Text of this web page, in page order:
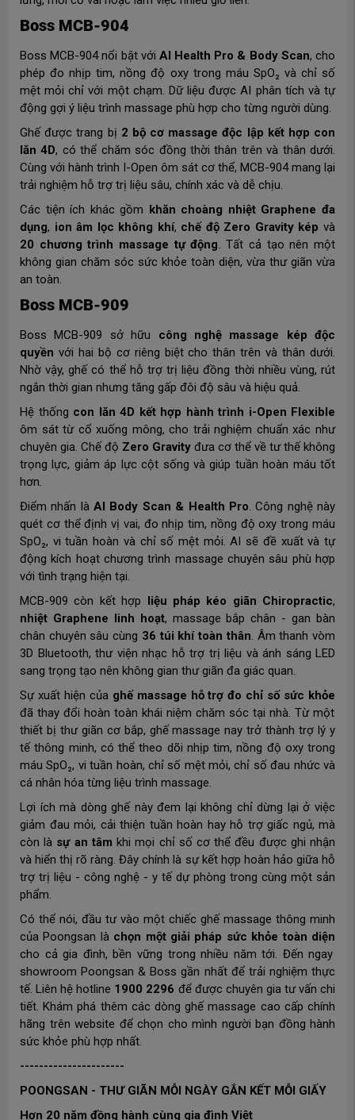
Boss MCB-904
Boss MCB-904 nổi bật với AI Health Pro & Body Scan, cho
phép đo nhịp tim, nồng độ oxy trong máu SpO₂ và chỉ số
mệt mỏi chỉ với một chạm. Dữ liệu được AI phân tích và tự
động gợi ý liệu trình massage phù hợp cho từng người dùng.
Ghế được trang bị 2 bộ cơ massage độc lập kết hợp con
lăn 4D, có thể chăm sóc đồng thời thân trên và thân dưới.
Cùng với hành trình I-Open ôm sát cơ thể, MCB-904 mang lại
trải nghiệm hỗ trợ trị liệu sâu, chính xác và dễ chịu.
Các tiện ích khác gồm khăn choàng nhiệt Graphene đa
dụng, ion âm lọc không khí, chế độ Zero Gravity kép và
20 chương trình massage tự động. Tất cả tạo nên một
không gian chăm sóc sức khỏe toàn diện, vừa thư giãn vừa
an toàn.
Boss MCB-909
Boss MCB-909 sở hữu công nghệ massage kép độc
quyền với hai bộ cơ riêng biệt cho thân trên và thân dưới.
Nhờ vậy, ghế có thể hỗ trợ trị liệu đồng thời nhiều vùng, rút
ngắn thời gian nhưng tăng gấp đôi độ sâu và hiệu quả.
Hệ thống con lăn 4D kết hợp hành trình i-Open Flexible
ôm sát từ cổ xuống mông, cho trải nghiệm chuẩn xác như
chuyên gia. Chế độ Zero Gravity đưa cơ thể về tư thế không
trọng lực, giảm áp lực cột sống và giúp tuần hoàn máu tốt
hơn.
Điểm nhấn làAI Body Scan & Health Pro. Công nghệ này
quét cơ thể định vị vai, đo nhịp tim, nồng độ oxy trong máu
SpO₂, vi tuần hoàn và chỉ số mệt mỏi. AI sẽ đề xuất và tự
động kích hoạt chương trình massage chuyên sâu phù hợp
với tình trạng hiện tại.
MCB-909 còn kết hợp liệu pháp kéo giãn Chiropractic,
nhiệt Graphene linh hoạt, massage bắp chân - gan bàn
chân chuyên sâu cùng 36 túi khí toàn thân. Âm thanh vòm
3D Bluetooth, thư viện nhạc hỗ trợ trị liệu và ánh sáng LED
sang trọng tạo nên không gian thư giãn đa giác quan.
Sự xuất hiện của ghế massage hỗ trợ đo chỉ số sức khỏe
đã thay đổi hoàn toàn khái niệm chăm sóc tại nhà. Từ một
thiết bị thư giãn cơ bắp, ghế massage nay trở thành trợ lý y
tế thông minh, có thể theo dõi nhịp tim, nồng độ oxy trong
máu SpO₂, vi tuần hoàn, chỉ số mệt mỏi, chỉ số đau nhức và
cá nhân hóa từng liệu trình massage.
Lợi ích mà dòng ghế này đem lại không chỉ dừng lại ở việc
giảm đau mỏi, cải thiện tuần hoàn hay hỗ trợ giấc ngủ, mà
còn là sự an tâm khi mọi chỉ số cơ thể đều được ghi nhận
và hiển thị rõ ràng. Đây chính là sự kết hợp hoàn hảo giữa hỗ
trợ trị liệu - công nghệ - y tế dự phòng trong cùng một sản
phẩm.
Có thể nói, đầu tư vào một chiếc ghế massage thông minh
của Poongsan là chọn một giải pháp sức khỏe toàn diện
cho cả gia đình, bền vững trong nhiều năm tới. Đến ngay
showroom Poongsan & Boss gần nhất để trải nghiệm thực
tế. Liên hệ hotline 1900 2296 để được chuyên gia tư vấn chi
tiết. Khám phá thêm các dòng ghế massage cao cấp chính
hãng trên website để chọn cho mình người bạn đồng hành
sức khỏe phù hợp nhất.
----------------------
POONGSAN - THƯ GIÃN MỖI NGÀY GẮN KẾT MỖI GIẤY
Hơn 20 năm đồng hành cùng gia đình Việt